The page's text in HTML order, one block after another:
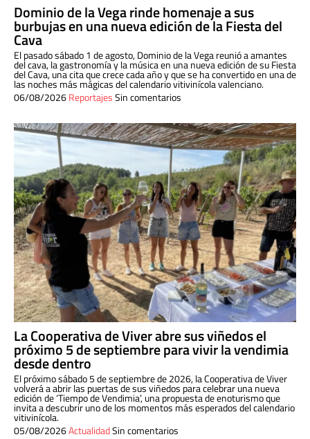
Dominio de la Vega rinde homenaje a sus
burbujas en una nueva edición de la Fiesta del
Cava
El pasado sábado 1 de agosto, Dominio de la Vega reunió a amantes
del cava, la gastronomía y la música en una nueva edición de su Fiesta
del Cava, una cita que crece cada año y que se ha convertido en una de
las noches más mágicas del calendario vitivinícola valenciano.
06/08/2026ReportajesSin comentarios
La Cooperativa de Viver abre sus viñedos el
próximo 5 de septiembre para vivir la vendimia
desde dentro
El próximo sábado 5 de septiembre de 2026, la Cooperativa de Viver
volverá a abrir las puertas de sus viñedos para celebrar una nueva
edición de ‘Tiempo de Vendimia’, una propuesta de enoturismo que
invita a descubrir uno de los momentos más esperados del calendario
vitivinícola.
05/08/2026ActualidadSin comentarios